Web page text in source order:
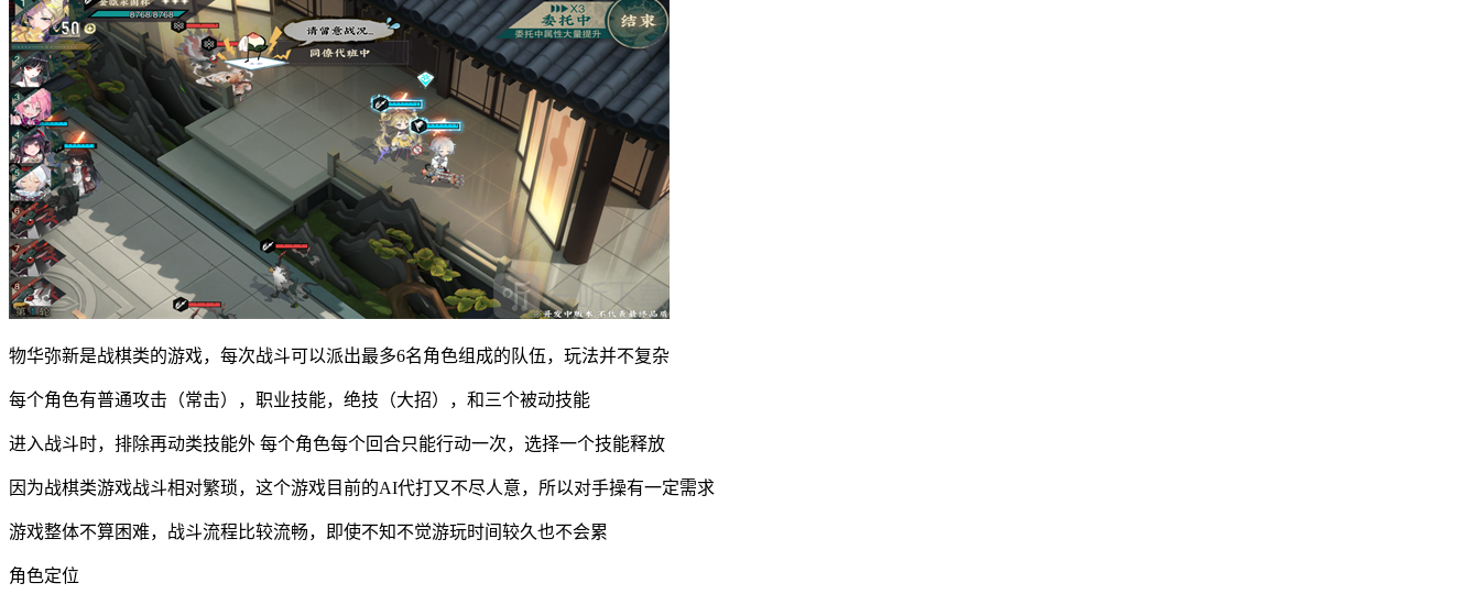
物华弥新是战棋类的游戏，每次战斗可以派出最多6名角色组成的队伍，玩法并不复杂
每个角色有普通攻击（常击），职业技能，绝技（大招），和三个被动技能
进入战斗时，排除再动类技能外 每个角色每个回合只能行动一次，选择一个技能释放
因为战棋类游戏战斗相对繁琐，这个游戏目前的AI代打又不尽人意，所以对手操有一定需求
游戏整体不算困难，战斗流程比较流畅，即使不知不觉游玩时间较久也不会累
角色定位